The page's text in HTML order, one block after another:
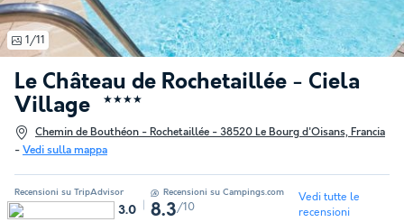
Le Château de Rochetaillée - Ciela
Village
★★★★
Chemin de Bouthéon - Rochetaillée - 38520 Le Bourg d'Oisans, Francia
- Vedi sulla mappa
1/11
Recensioni su TripAdvisor
3.0
Recensioni su Campings.com
8.3/10
Vedi tutte le
recensioni